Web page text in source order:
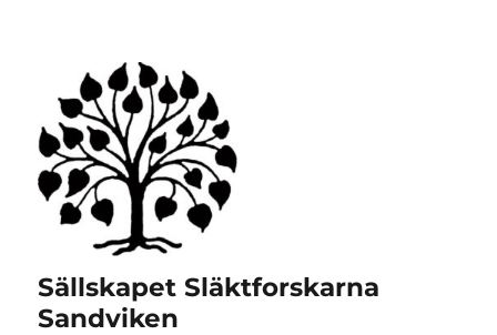
Sällskapet Släktforskarna
Sandviken